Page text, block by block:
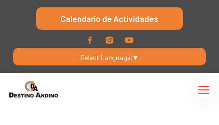
Calendario de Actividades
Select Language ▼